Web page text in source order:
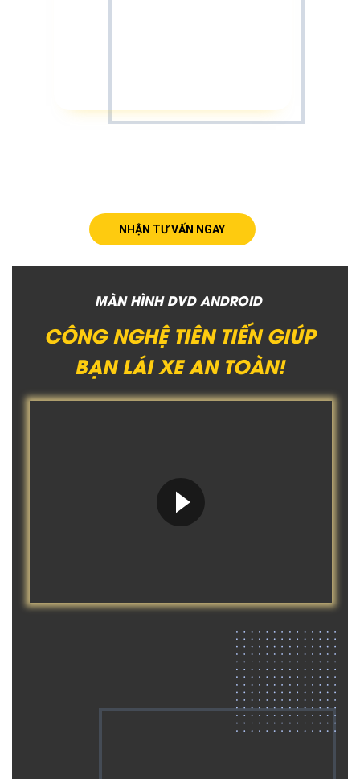
NHẬN TƯ VẤN NGAY
MÀN HÌNH DVD ANDROID
CÔNG NGHỆ TIÊN TIẾN GIÚP
BẠN LÁI XE AN TOÀN!